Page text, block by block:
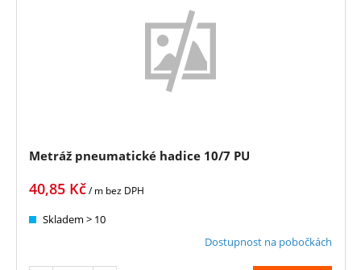
Metráž pneumatické hadice 10/7 PU
40,85 Kč/ m bez DPH
Skladem > 10
Dostupnost na pobočkách